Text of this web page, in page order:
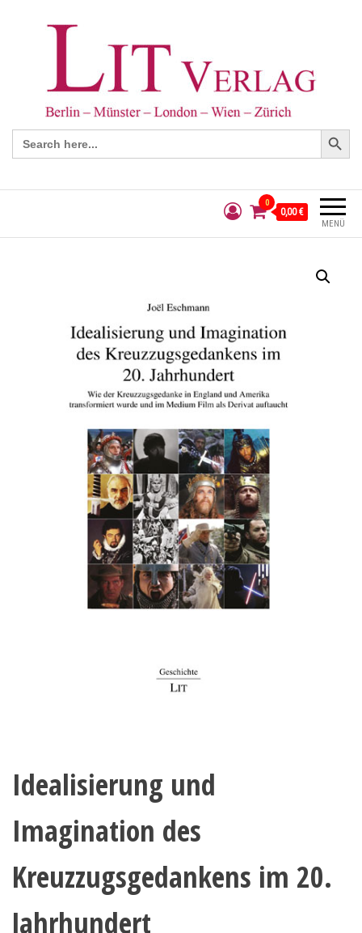
Search
for:
Search Button
MENÜ
0
0,00 €
Idealisierung und
Imagination des
Kreuzzugsgedankens im 20.
Jahrhundert